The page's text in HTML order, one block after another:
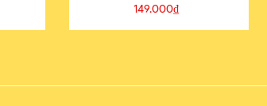
149.000₫